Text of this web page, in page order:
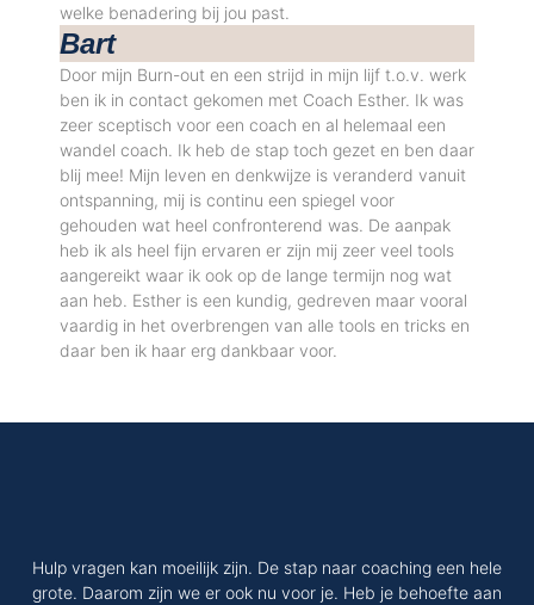
welke benadering bij jou past.
Bart
Door mijn Burn-out en een strijd in mijn lijf t.o.v. werk
ben ik in contact gekomen met Coach Esther. Ik was
zeer sceptisch voor een coach en al helemaal een
wandel coach. Ik heb de stap toch gezet en ben daar
blij mee! Mijn leven en denkwijze is veranderd vanuit
ontspanning, mij is continu een spiegel voor
gehouden wat heel confronterend was. De aanpak
heb ik als heel fijn ervaren er zijn mij zeer veel tools
aangereikt waar ik ook op de lange termijn nog wat
aan heb. Esther is een kundig, gedreven maar vooral
vaardig in het overbrengen van alle tools en tricks en
daar ben ik haar erg dankbaar voor.
Hulp vragen kan moeilijk zijn. De stap naar coaching een hele
grote. Daarom zijn we er ook nu voor je. Heb je behoefte aan